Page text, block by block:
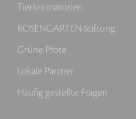
Tierkrematorien
ROSENGARTEN-Stiftung
Grüne Pfote
Lokale Partner
Häufig gestellte Fragen